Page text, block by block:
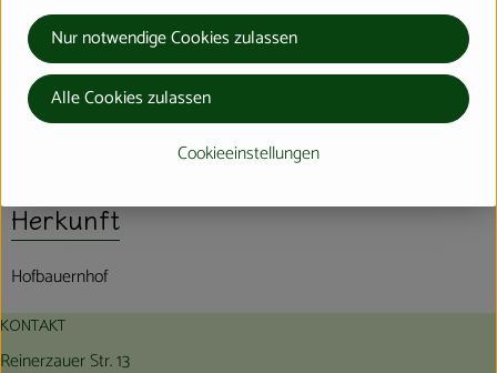
frisch vom Hofbauernhof
Produktinformationen
Herkunft
Hofbauernhof
KONTAKT
Reinerzauer Str. 13
Cookieeinstellungen
Nur notwendige Cookies zulassen
Alle Cookies zulassen